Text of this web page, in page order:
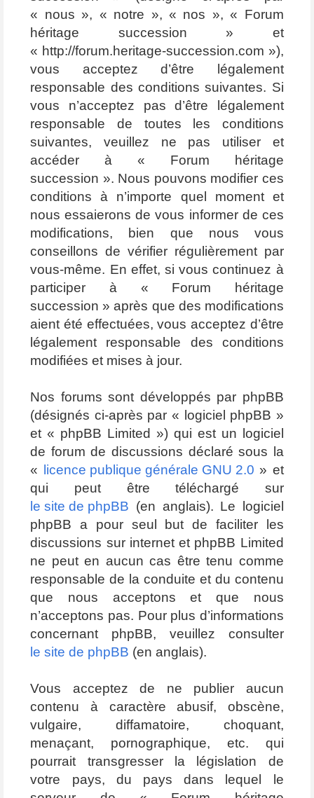
« nous », « notre », « nos », « Forum
héritage succession » et
« http://forum.heritage-succession.com »),
vous acceptez d’être légalement
responsable des conditions suivantes. Si
vous n’acceptez pas d’être légalement
responsable de toutes les conditions
suivantes, veuillez ne pas utiliser et
accéder à « Forum héritage
succession ». Nous pouvons modifier ces
conditions à n’importe quel moment et
nous essaierons de vous informer de ces
modifications, bien que nous vous
conseillons de vérifier régulièrement par
vous-même. En effet, si vous continuez à
participer à « Forum héritage
succession » après que des modifications
aient été effectuées, vous acceptez d’être
légalement responsable des conditions
modifiées et mises à jour.
Nos forums sont développés par phpBB
(désignés ci-après par « logiciel phpBB »
et « phpBB Limited ») qui est un logiciel
de forum de discussions déclaré sous la
«
licence publique générale GNU 2.0 » et
qui peut être téléchargé sur
le site de phpBB (en anglais). Le logiciel
phpBB a pour seul but de faciliter les
discussions sur internet et phpBB Limited
ne peut en aucun cas être tenu comme
responsable de la conduite et du contenu
que nous acceptons et que nous
n’acceptons pas. Pour plus d’informations
concernant phpBB, veuillez consulter
le site de phpBB (en anglais).
Vous acceptez de ne publier aucun
contenu à caractère abusif, obscène,
vulgaire, diffamatoire, choquant,
menaçant, pornographique, etc. qui
pourrait transgresser la législation de
votre pays, du pays dans lequel le